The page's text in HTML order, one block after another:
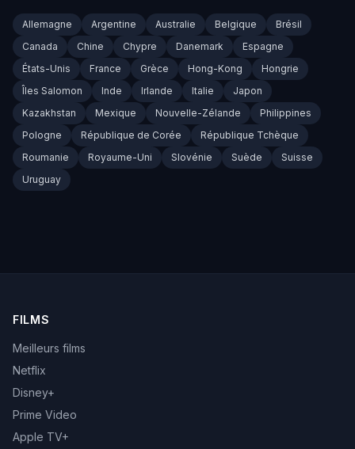
Allemagne Argentine Australie Belgique
Brésil
Canada
Chine Chypre Danemark
Espagne
États-Unis
France Grèce Hong-Kong
Hongrie
Îles Salomon
Inde Irlande Italie
Japon
Kazakhstan
Mexique Nouvelle-Zélande
Philippines
Pologne
République de Corée
République Tchèque
Roumanie
Royaume-Uni Slovénie Suède
Suisse
Uruguay
FILMS
Meilleurs films
Netflix
Disney+
Prime Video
Apple TV+